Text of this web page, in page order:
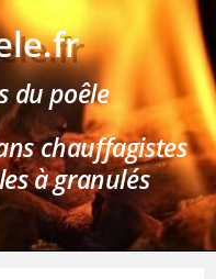
du poêle
chauffagistes
à granulés